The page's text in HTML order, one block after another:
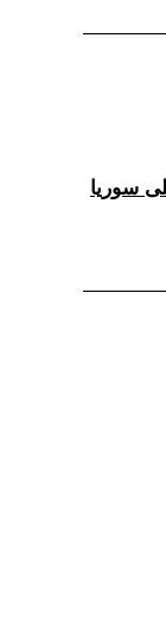
سوريا